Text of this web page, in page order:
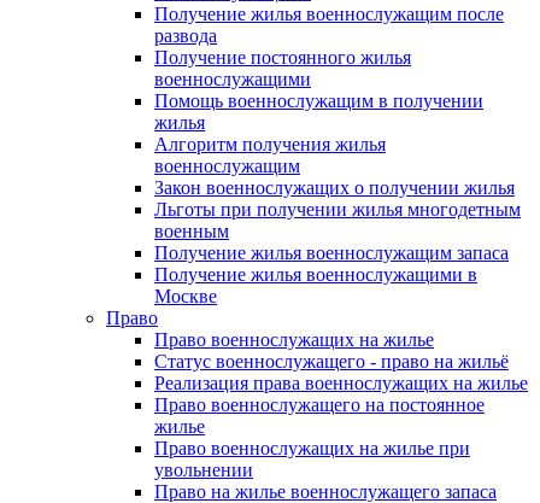
Получение жилья военнослужащим после
развода
Получение постоянного жилья
военнослужащими
Помощь военнослужащим в получении
жилья
Алгоритм получения жилья
военнослужащим
Закон военнослужащих о получении жилья
Льготы при получении жилья многодетным
военным
Получение жилья военнослужащим запаса
Получение жилья военнослужащими в
Москве
Право
Право военнослужащих на жилье
Статус военнослужащего - право на жильё
Реализация права военнослужащих на жилье
Право военнослужащего на постоянное
жилье
Право военнослужащих на жилье при
увольнении
Право на жилье военнослужащего запаса